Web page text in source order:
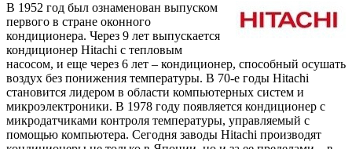
В 1952 год был ознаменован выпуском
первого в стране оконного
кондиционера. Через 9 лет выпускается
кондиционер Hitachi с тепловым
насосом, и еще через 6 лет – кондиционер, способный осушать
воздух без понижения температуры. В 70-е годы Hitachi
становится лидером в области компьютерных систем и
микроэлектроники. В 1978 году появляется кондиционер с
микродатчиками контроля температуры, управляемый с
помощью компьютера. Сегодня заводы Hitachi производят